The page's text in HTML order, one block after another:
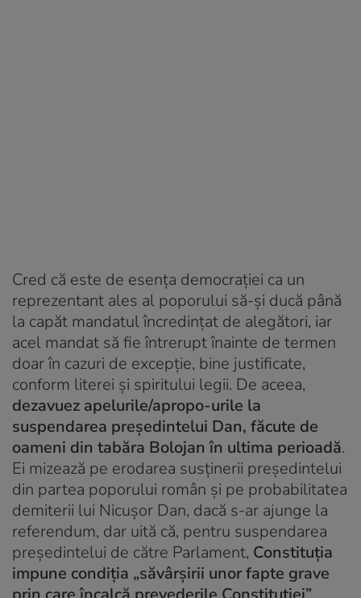
Cred că este de esența democrației ca un
reprezentant ales al poporului să-și ducă până
la capăt mandatul încredințat de alegători, iar
acel mandat să fie întrerupt înainte de termen
doar în cazuri de excepție, bine justificate,
conform literei și spiritului legii. De aceea,
dezavuez apelurile/apropo-urile la
suspendarea președintelui Dan, făcute de
oameni din tabăra Bolojan în ultima perioadă.
Ei mizează pe erodarea susținerii președintelui
din partea poporului român și pe probabilitatea
demiterii lui Nicușor Dan, dacă s-ar ajunge la
referendum, dar uită că, pentru suspendarea
președintelui de către Parlament, Constituția
impune condiția „săvârșirii unor fapte grave